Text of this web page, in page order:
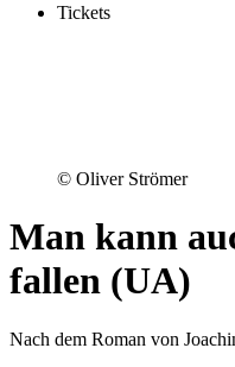
Tickets
© Oliver Strömer
Man kann
fallen (UA)
Nach dem Roman von